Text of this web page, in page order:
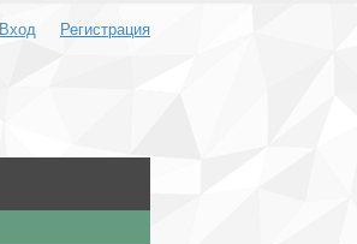
Вход Регистрация